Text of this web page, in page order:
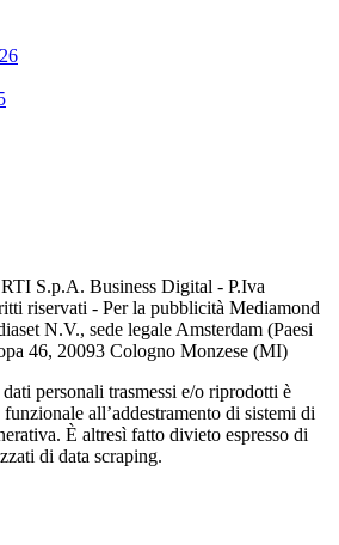
RTI S.p.A. Business Digital - P.Iva
riservati - Per la pubblicità Mediamond
N.V., sede legale Amsterdam (Paesi
46, 20093 Cologno Monzese (MI)
personali trasmessi e/o riprodotti è
all’addestramento di sistemi di
È altresì fatto divieto espresso di
di data scraping.